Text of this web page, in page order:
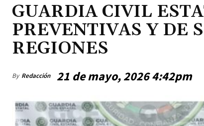
GUARDIA CIVIL
PREVENTIVAS Y DE
REGIONES
By Redacción 21 de mayo, 2026 4:42pm